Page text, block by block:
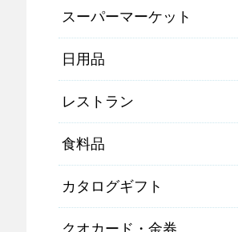
スーパーマーケット
日用品
レストラン
食料品
カタログギフト